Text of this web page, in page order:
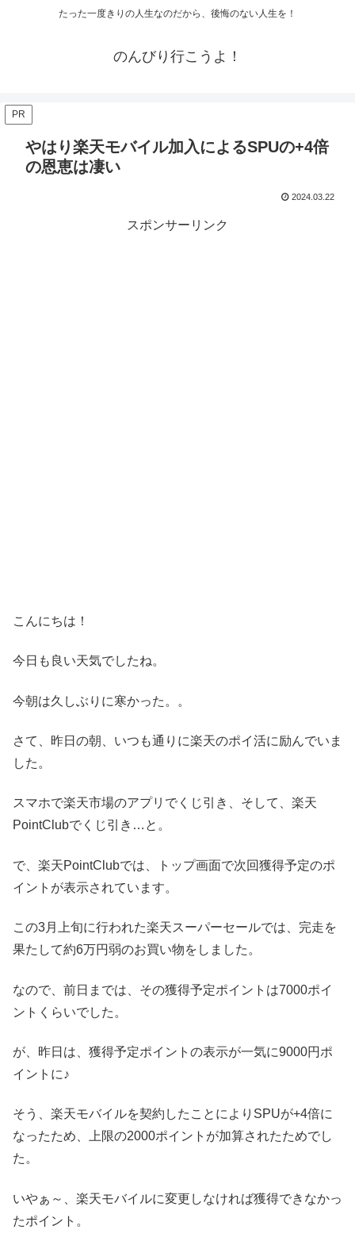
たった一度きりの人生なのだから、後悔のない人生を！
のんびり行こうよ！
PR
やはり楽天モバイル加入によるSPUの+4倍
の恩恵は凄い
2024.03.22
スポンサーリンク
こんにちは！
今日も良い天気でしたね。
今朝は久しぶりに寒かった。。
さて、昨日の朝、いつも通りに楽天のポイ活に励んでいま
した。
スマホで楽天市場のアプリでくじ引き、そして、楽天
PointClubでくじ引き…と。
で、楽天PointClubでは、トップ画面で次回獲得予定のポ
イントが表示されています。
この3月上旬に行われた楽天スーパーセールでは、完走を
果たして約6万円弱のお買い物をしました。
なので、前日までは、その獲得予定ポイントは7000ポイ
ントくらいでした。
が、昨日は、獲得予定ポイントの表示が一気に9000円ポ
イントに♪
そう、楽天モバイルを契約したことによりSPUが+4倍に
なったため、上限の2000ポイントが加算されたためでし
た。
いやぁ～、楽天モバイルに変更しなければ獲得できなかっ
たポイント。